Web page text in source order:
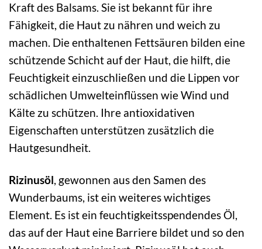
Kraft des Balsams. Sie ist bekannt für ihre
Fähigkeit, die Haut zu nähren und weich zu
machen. Die enthaltenen Fettsäuren bilden eine
schützende Schicht auf der Haut, die hilft, die
Feuchtigkeit einzuschließen und die Lippen vor
schädlichen Umwelteinflüssen wie Wind und
Kälte zu schützen. Ihre antioxidativen
Eigenschaften unterstützen zusätzlich die
Hautgesundheit.
Rizinusöl, gewonnen aus den Samen des
Wunderbaums, ist ein weiteres wichtiges
Element. Es ist ein feuchtigkeitsspendendes Öl,
das auf der Haut eine Barriere bildet und so den